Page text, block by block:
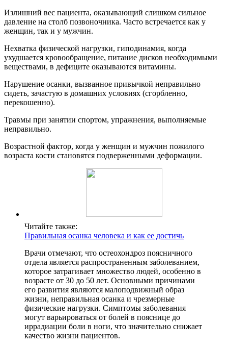
Излишний вес пациента, оказывающий слишком сильное
давление на столб позвоночника. Часто встречается как у
женщин, так и у мужчин.
Нехватка физической нагрузки, гиподинамия, когда
ухудшается кровообращение, питание дисков необходимыми
веществами, в дефиците оказываются витамины.
Нарушение осанки, вызванное привычкой неправильно
сидеть, зачастую в домашних условиях (сгорбленно,
перекошенно).
Травмы при занятии спортом, упражнения, выполняемые
неправильно.
Возрастной фактор, когда у женщин и мужчин пожилого
возраста кости становятся подверженными деформации.
Читайте также:
Правильная осанка человека и как ее достичь
Врачи отмечают, что остеохондроз поясничного
отдела является распространенным заболеванием,
которое затрагивает множество людей, особенно в
возрасте от 30 до 50 лет. Основными причинами
его развития являются малоподвижный образ
жизни, неправильная осанка и чрезмерные
физические нагрузки. Симптомы заболевания
могут варьироваться от болей в пояснице до
иррадиации боли в ноги, что значительно снижает
качество жизни пациентов.